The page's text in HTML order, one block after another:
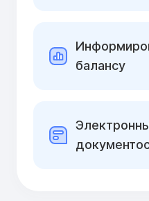
балансу